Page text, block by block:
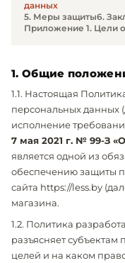
данных
5. Меры защиты6.
Приложение 1. Цели
1. Общие
1.1. Настоящая
персональных данных
исполнение
7 мая 2021 г. № 99-З
является одной из
обеспечению защиты
сайта https://less.by
магазина.
1.2. Политика
разъясняет субъектам
целей и на каком